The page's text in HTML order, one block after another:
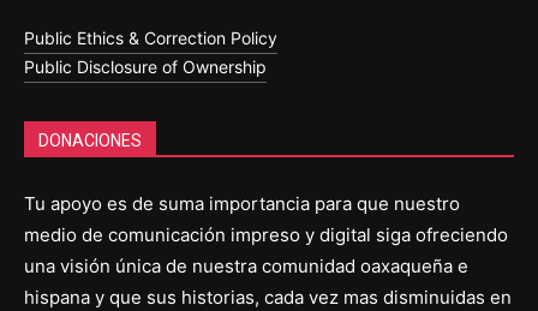
Public Ethics & Correction Policy
Public Disclosure of Ownership
DONACIONES
Tu apoyo es de suma importancia para que nuestro
medio de comunicación impreso y digital siga ofreciendo
una visión única de nuestra comunidad oaxaqueña e
hispana y que sus historias, cada vez mas disminuidas en